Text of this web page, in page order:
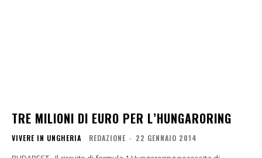
TRE MILIONI DI EURO PER L’HUNGARORING
VIVERE IN UNGHERIA REDAZIONE - 22 GENNAIO 2014